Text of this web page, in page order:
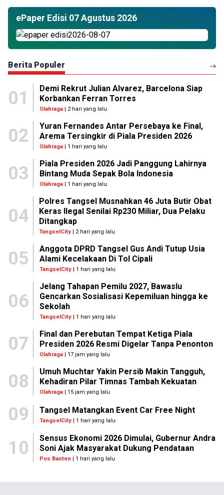
ePaper Edisi 07 Agustus 2026
Berita Populer
01
Demi Rekrut Julian Alvarez, Barcelona Siap
Korbankan Ferran Torres
Olahraga| 2 hari yang lalu
02
Yuran Fernandes Antar Persebaya ke Final,
Arema Tersingkir di Piala Presiden 2026
Olahraga| 1 hari yang lalu
03
Piala Presiden 2026 Jadi Panggung Lahirnya
Bintang Muda Sepak Bola Indonesia
Olahraga| 1 hari yang lalu
04
Polres Tangsel Musnahkan 46 Juta Butir Obat
Keras Ilegal Senilai Rp230 Miliar, Dua Pelaku
Ditangkap
TangselCity | 2 hari yang lalu
05
Anggota DPRD Tangsel Gus Andi Tutup Usia
Alami Kecelakaan Di Tol Cipali
TangselCity| 1 hari yang lalu
06
Jelang Tahapan Pemilu 2027, Bawaslu
Gencarkan Sosialisasi Kepemiluan hingga ke
Sekolah
TangselCity| 1 hari yang lalu
07
Final dan Perebutan Tempat Ketiga Piala
Presiden 2026 Resmi Digelar Tanpa Penonton
Olahraga| 17 jam yang lalu
08
Umuh Muchtar Yakin Persib Makin Tangguh,
Kehadiran Pilar Timnas Tambah Kekuatan
Olahraga| 15 jam yang lalu
09 Tangsel Matangkan Event Car Free Night
TangselCity | 1 hari yang lalu
10
Sensus Ekonomi 2026 Dimulai, Gubernur Andra
Soni Ajak Masyarakat Dukung Pendataan
Pos Banten | 1 hari yang lalu